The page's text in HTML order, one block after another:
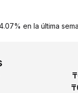
en la última